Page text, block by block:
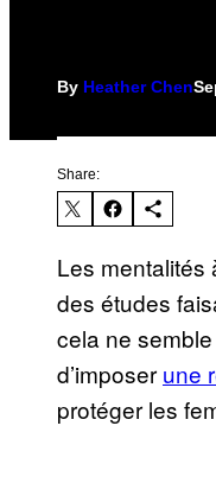
By Heather Chen
Share:
Les mentalités
des études
cela ne
d’imposer une
protéger les